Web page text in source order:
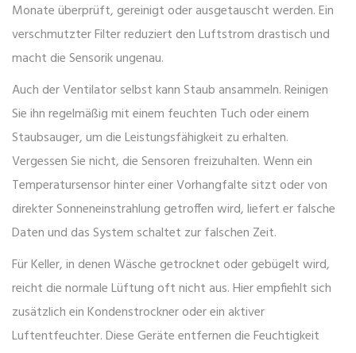
Monate überprüft, gereinigt oder ausgetauscht werden. Ein
verschmutzter Filter reduziert den Luftstrom drastisch und
macht die Sensorik ungenau.
Auch der Ventilator selbst kann Staub ansammeln. Reinigen
Sie ihn regelmäßig mit einem feuchten Tuch oder einem
Staubsauger, um die Leistungsfähigkeit zu erhalten.
Vergessen Sie nicht, die Sensoren freizuhalten. Wenn ein
Temperatursensor hinter einer Vorhangfalte sitzt oder von
direkter Sonneneinstrahlung getroffen wird, liefert er falsche
Daten und das System schaltet zur falschen Zeit.
Für Keller, in denen Wäsche getrocknet oder gebügelt wird,
reicht die normale Lüftung oft nicht aus. Hier empfiehlt sich
zusätzlich einKondenstrockneroder ein aktiver
Luftentfeuchter. Diese Geräte entfernen die Feuchtigkeit